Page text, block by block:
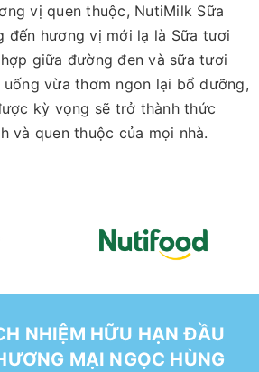
vị quen thuộc, NutiMilk Sữa
đến hương vị mới lạ là Sữa tươi
giữa đường đen và sữa tươi
vừa thơm ngon lại bổ dưỡng,
kỳ vọng sẽ trở thành thức
và quen thuộc của mọi nhà.
NHIỆM HỮU HẠN ĐẦU
MẠI NGỌC HÙNG